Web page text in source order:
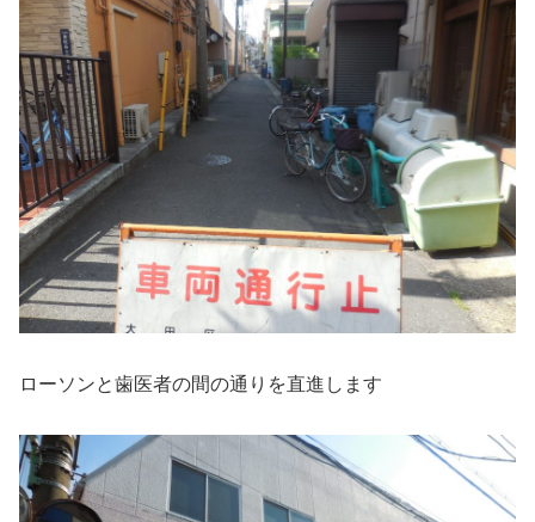
ローソンと歯医者の間の通りを直進します